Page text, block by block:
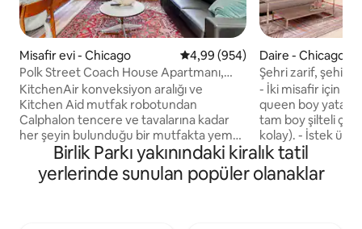
Misafir evi - Chicago 5 üzerinden ortalama 4,99
4,99 (954)
Polk Street Coach House Apartmanı,
Little Italy/Medical Dist
KitchenAir konveksiyon aralığı ve
Kitchen Aid mutfak robotundan
Calphalon tencere ve tavalarına kadar
her şeyin bulunduğu bir mutfakta yemek
pişirin. Yüzyıl ortası görünümünde rahat
bir Amerikan Deri kanepe, Gansgo
Mobler yemek masası ve Frem Rolje tik
Daire - Chicago
Şehri zarif, şehir
keşfedin
- İki misafir için
queen boy yatak. - 3. ve 4. misafirler için
tam boy şilteli
kolay). - İstek üzerine ek taşınabilir ikiz
boy karyola
bir tavan
vardır. - Oturma
Birlik Parkı yakınındaki kiralık tatil
yerlerinde sunulan popüler olanaklar